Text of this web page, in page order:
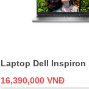
Laptop Dell Inspiron
16,390,000 VNĐ